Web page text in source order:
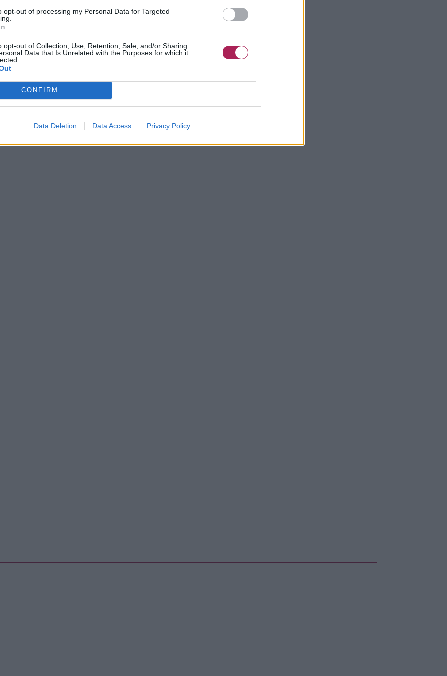
opt-out of processing my Personal Data for Targeted
opt-out of Collection, Use, Retention, Sale, and/or Sharing
Data that Is Unrelated with the Purposes for which it
CONFIRM
Data Deletion Data Access Privacy Policy
fine sur les côtés et plus volumineuse à l’arrière. Ce
du début des années 1910, lorsque les femmes
de la décennie précédente au profit de lignes
ses épaules, tandis que la robe de velours vert profond
richesse de tons rappelant les pierres précieuses.